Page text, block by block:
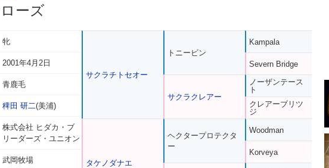
ーズ
牝
2001年4月2日
青鹿毛
稗田 研二(美浦)
株式会社 ヒダカ・ブ
リーダーズ・ユニオン
武岡牧場
サクラチトセオー
タケノダナエ
トニービン
サクラクレアー
ヘクタープロテクタ
ー
Kampala
Severn Bridge
ノーザンテース
ト
クレアーブリツ
ジ
Woodman
Korveya